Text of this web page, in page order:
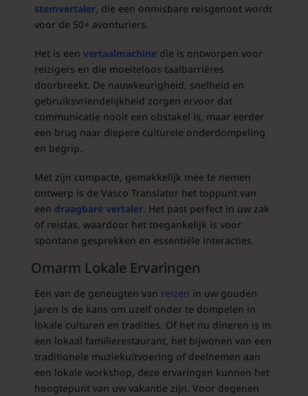
stemvertaler, die een onmisbare reisgenoot wordt
voor de 50+ avonturiers.
Het is een vertaalmachine die is ontworpen voor
reizigers en die moeiteloos taalbarrières
doorbreekt. De nauwkeurigheid, snelheid en
gebruiksvriendelijkheid zorgen ervoor dat
communicatie nooit een obstakel is, maar eerder
een brug naar diepere culturele onderdompeling
en begrip.
Met zijn compacte, gemakkelijk mee te nemen
ontwerp is de Vasco Translator het toppunt van
een draagbare vertaler. Het past perfect in uw zak
of reistas, waardoor het toegankelijk is voor
spontane gesprekken en essentiële interacties.
Omarm Lokale Ervaringen
Een van de geneugten van reizen in uw gouden
jaren is de kans om uzelf onder te dompelen in
lokale culturen en tradities. Of het nu dineren is in
een lokaal familierestaurant, het bijwonen van een
traditionele muziekuitvoering of deelnemen aan
een lokale workshop, deze ervaringen kunnen het
hoogtepunt van uw vakantie zijn. Voor degenen